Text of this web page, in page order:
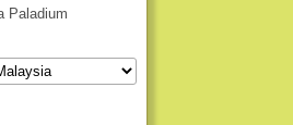
Paladium